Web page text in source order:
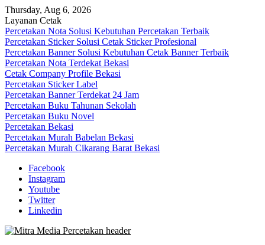
Skip
to
content
Thursday, Aug 6, 2026
Layanan Cetak
Percetakan Nota Solusi Kebutuhan Percetakan Terbaik
Percetakan Sticker Solusi Cetak Sticker Profesional
Percetakan Banner Solusi Kebutuhan Cetak Banner Terbaik
Percetakan Nota Terdekat Bekasi
Cetak Company Profile Bekasi
Percetakan Sticker Label
Percetakan Banner Terdekat 24 Jam
Percetakan Buku Tahunan Sekolah
Percetakan Buku Novel
Percetakan Bekasi
Percetakan Murah Babelan Bekasi
Percetakan Murah Cikarang Barat Bekasi
Facebook
Instagram
Youtube
Twitter
Linkedin